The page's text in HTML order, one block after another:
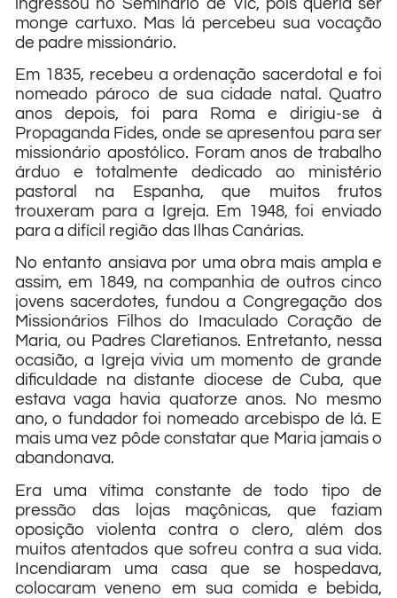
ingressou no Seminário de Vic, pois queria ser
monge cartuxo. Mas lá percebeu sua vocação
de padre missionário.
Em 1835, recebeu a ordenação sacerdotal e foi
nomeado pároco de sua cidade natal. Quatro
anos depois, foi para Roma e dirigiu-se à
Propaganda Fides, onde se apresentou para ser
missionário apostólico. Foram anos de trabalho
árduo e totalmente dedicado ao ministério
pastoral na Espanha, que muitos frutos
trouxeram para a Igreja. Em 1948, foi enviado
para a difícil região das Ilhas Canárias.
No entanto ansiava por uma obra mais ampla e
assim, em 1849, na companhia de outros cinco
jovens sacerdotes, fundou a Congregação dos
Missionários Filhos do Imaculado Coração de
Maria, ou Padres Claretianos. Entretanto, nessa
ocasião, a Igreja vivia um momento de grande
dificuldade na distante diocese de Cuba, que
estava vaga havia quatorze anos. No mesmo
ano, o fundador foi nomeado arcebispo de lá. E
mais uma vez pôde constatar que Maria jamais o
abandonava.
Era uma vítima constante de todo tipo de
pressão das lojas maçônicas, que faziam
oposição violenta contra o clero, além dos
muitos atentados que sofreu contra a sua vida.
Incendiaram uma casa que se hospedava,
colocaram veneno em sua comida e bebida,